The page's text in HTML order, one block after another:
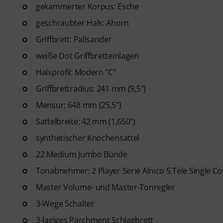
Gitarren Videolektionen für
Ausdrucken sowie
weitere Features.
gekammerter Korpus: Esche
geschraubter Hals: Ahorn
Griffbrett: Palisander
weiße Dot Griffbretteinlagen
Halsprofil: Modern "C"
Griffbrettradius: 241 mm (9,5")
Mensur: 648 mm (25,5")
Sattelbreite: 42 mm (1,650")
synthetischer Knochensattel
22 Medium Jumbo Bünde
Tonabnehmer: 2 Player Serie Alnico 5 Tele Single
Master Volume- und Master-Tonregler
3-Wege Schalter
3-lagiges Parchment Schlagbrett